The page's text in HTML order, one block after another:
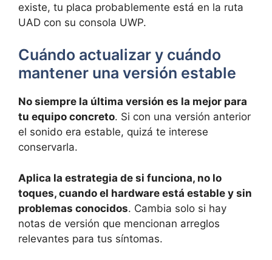
existe, tu placa probablemente está en la ruta
UAD con su consola UWP.
Cuándo actualizar y cuándo
mantener una versión estable
No siempre la última versión es la mejor para
tu equipo concreto. Si con una versión anterior
el sonido era estable, quizá te interese
conservarla.
Aplica la estrategia de si funciona, no lo
toques, cuando el hardware está estable y sin
problemas conocidos. Cambia solo si hay
notas de versión que mencionan arreglos
relevantes para tus síntomas.